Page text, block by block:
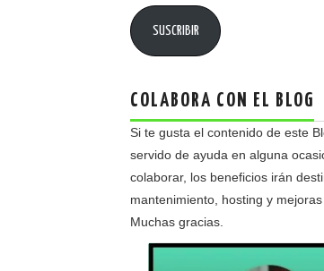
SUSCRIBIR
COLABORA CON EL BLOG
Si te gusta el contenido de este
servido de ayuda en alguna
colaborar, los beneficios irán
mantenimiento, hosting y
Muchas gracias.